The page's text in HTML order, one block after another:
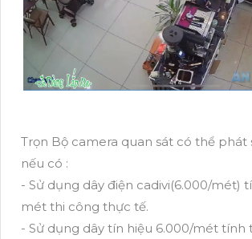
Trọn Bộ camera quan sát có thể phát
nếu có :
- Sử dụng dây điện cadivi(6.000/mét)
mét thi công thực tế.
- Sử dụng dây tín hiệu 6.000/mét tính